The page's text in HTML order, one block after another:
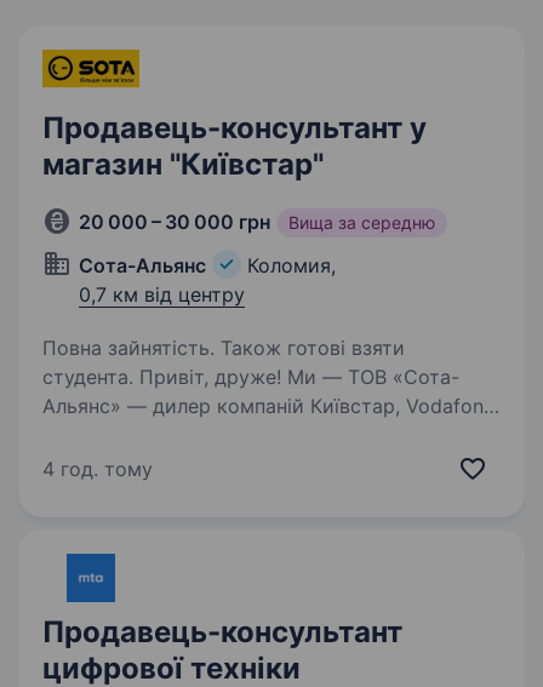
Продавець-консультант у
магазин "Київстар"
20 000 – 30 000 грн Вища за середню
Сота-Альянс
Коломия,
0,7 км від центру
Повна зайнятість. Також готові взяти
студента. Привіт, друже! Ми — ТОВ «Сота-
Альянс» — дилер компаній Київстар, Vodafone
уже 20 років ми є надійним партнером
4 год. тому
Продавець-консультант
цифрової техніки